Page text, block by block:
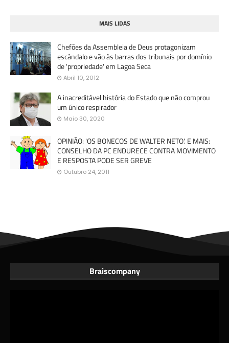
MAIS LIDAS
Chefões da Assembleia de Deus protagonizam
escândalo e vão às barras dos tribunais por domínio
de 'propriedade' em Lagoa Seca
Abril 10, 2012
A inacreditável história do Estado que não comprou
um único respirador
Maio 30, 2020
OPINIÃO: 'OS BONECOS DE WALTER NETO'. E MAIS:
CONSELHO DA PC ENDURECE CONTRA MOVIMENTO
E RESPOSTA PODE SER GREVE
Outubro 24, 2011
Braiscompany